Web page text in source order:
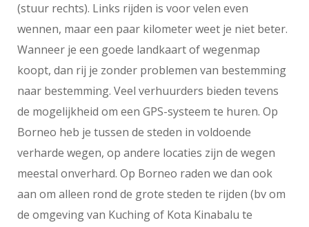
(stuur rechts). Links rijden is voor velen even
wennen, maar een paar kilometer weet je niet beter.
Wanneer je een goede landkaart of wegenmap
koopt, dan rij je zonder problemen van bestemming
naar bestemming. Veel verhuurders bieden tevens
de mogelijkheid om een GPS-systeem te huren. Op
Borneo heb je tussen de steden in voldoende
verharde wegen, op andere locaties zijn de wegen
meestal onverhard. Op Borneo raden we dan ook
aan om alleen rond de grote steden te rijden (bv om
de omgeving van Kuching of Kota Kinabalu te